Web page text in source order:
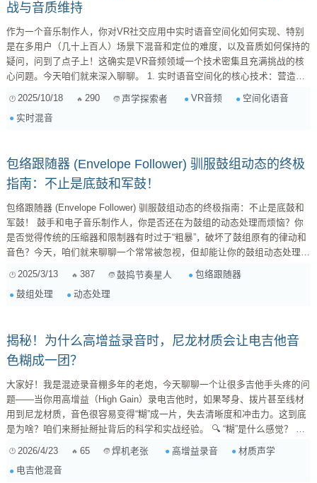
战与音质维持
作为一个音乐制作人，你对VR社交应用中实时语音空间化如何实现、特别
是在多用户（几十上百人）场景下混音和定位的难度，以及音质如何保持的
疑问，问到了点子上！这确实是VR音频领域一个技术密集且充满挑战的核
心问题。今天咱们就来深入聊聊。 1. 实时语音空间化的核心技术：营造沉
从特定的三维位置传来的，就像现实世界一样。这主要依赖于以下几个核心
概念： 头部相关传输函数（HRTF - Head-Related Transfer Function）：
2025/10/18 290 声学探索者 VR音频
空间化语音
实时混音
包络跟随器 (Envelope Follower) 驯服鼓组动态的终极
指南：不止是底鼓和军鼓！
包络跟随器 (Envelope Follower) 驯服鼓组动态的终极指南：不止是底鼓和
军鼓！ 鼓手和电子音乐制作人，你是否还在为鼓组的动态处理而烦恼？你
是否觉得传统的压缩器和限制器有时过于“粗暴”，破坏了鼓组原有的律动和
音色？今天，咱们就来聊聊一个常常被忽视，但却能让你的鼓组动态处理更
上一层楼的秘密武器—— 包络跟随器 (Envelope Follower) 。 别以为这只是
个简单的“音量跟随”工具，它的玩法可比你想象的要多得多！准备好，让我
2025/3/13 387 鼓捣节奏星人
包络跟随器
鼓组处理
动态处理
揭秘！为什么高增益录音时，尼龙材质会让电吉他音
色糊成一团？
大家好！我是混迹录音棚多年的老炮，今天聊聊一个让很多吉他手头疼的问
题——当你用高增益（High Gain）录电吉他时，如果琴身、拨片甚至线材
用到尼龙材质，音色很容易变得“糊”成一片，失去清晰度和冲击力。这到底
是为啥？咱们来掰扯掰扯背后的科学和实战经验。 🔍 “糊”是什么感觉？ 首
过了音符轮廓 高频缺失 ：attack（起音）变软，细节被淹没 动态...
2026/4/23 65 焊机老张 高增益录音
材质声学
电吉他混音